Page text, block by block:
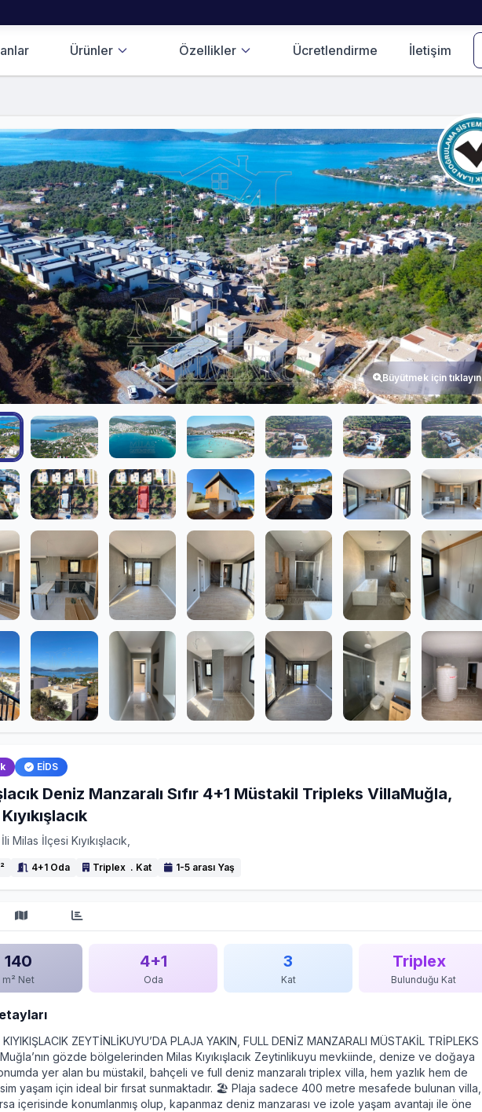
Ürünler Özellikler Ücretlendirme İletişim
Büyütmek için tıklayın
EİDS
Deniz Manzaralı Sıfır 4+1 Müstakil Tripleks VillaMuğla,
Milas İlçesi Kıyıkışlacık,
4+1 Oda Triplex . Kat 1-5 arası Yaş
140
m² Net
4+1
Oda
3
Kat
Triplex
Bulunduğu Kat
ZEYTİNLİKUYU’DA PLAJA YAKIN, FULL DENİZ MANZARALI MÜSTAKİL TRİPLEKS
gözde bölgelerinden Milas Kıyıkışlacık Zeytinlikuyu mevkiinde, denize ve doğaya
yer alan bu müstakil, bahçeli ve full deniz manzaralı triplex villa, hem yazlık hem de
yaşam için ideal bir fırsat sunmaktadır. 🏖 Plaja sadece 400 metre mesafede bulunan villa,
içerisinde konumlanmış olup, kapanmaz deniz manzarası ve izole yaşam avantajı ile öne